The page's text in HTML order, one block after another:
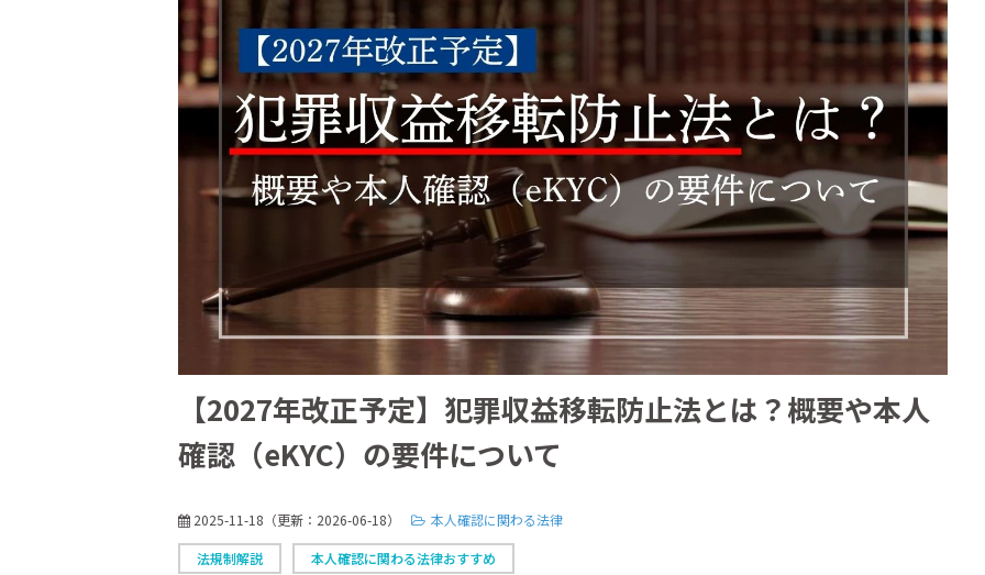
【2027年改正予定】犯罪収益移転防止法とは？概要や本人
確認（eKYC）の要件について
2025-11-18 （更新： 2026-06-18） 本人確認に関わる法律
法規制解説 本人確認に関わる法律おすすめ